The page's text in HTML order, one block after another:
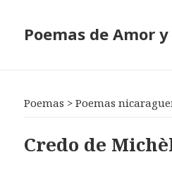
Poemas de Amor
Poemas >Poemas
Credo de